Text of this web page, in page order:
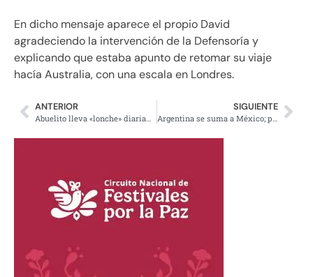
En dicho mensaje aparece el propio David
agradeciendo la intervención de la Defensoría y
explicando que estaba apunto de retomar su viaje
hacía Australia, con una escala en Londres.
ANTERIOR SIGUIENTE